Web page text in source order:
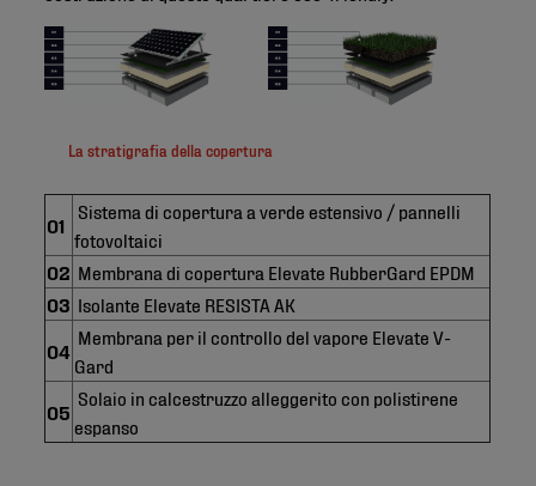
La stratigrafia della copertura
01
Sistema di copertura a verde estensivo / pannelli
fotovoltaici
02 Membrana di copertura Elevate RubberGard EPDM
03 Isolante Elevate RESISTA AK
04
Membrana per il controllo del vapore Elevate V-
Gard
05
Solaio in calcestruzzo alleggerito con polistirene
espanso